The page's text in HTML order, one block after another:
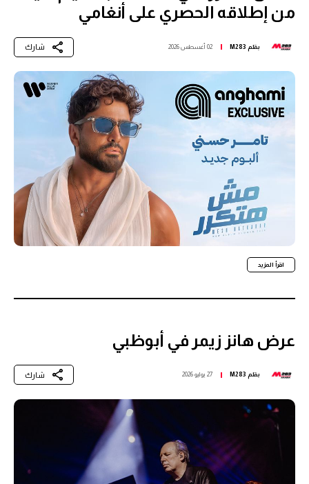
من إطلاقه الحصري على أنغامي
بقلم M283 02 أغسطس 2026 شارك
اقرأ المزيد
عرض هانز زيمر في أبوظبي
بقلم M283 27 يوليو 2026 شارك